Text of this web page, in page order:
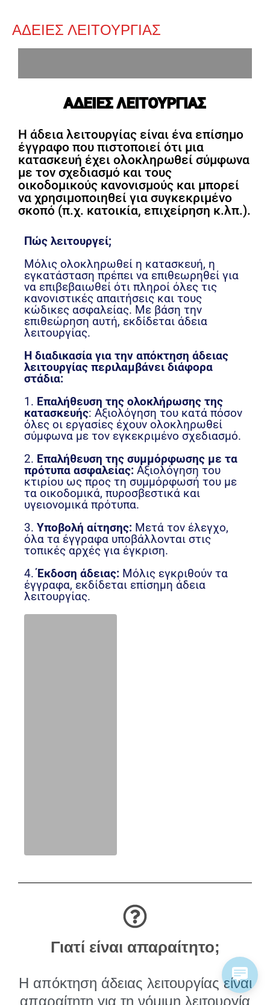
ΑΔΕΙΕΣ ΛΕΙΤΟΥΡΓΙΑΣ
ΑΔΕΙΕΣ ΛΕΙΤΟΥΡΓΙΑΣ
Η άδεια λειτουργίας είναι ένα επίσημο
έγγραφο που πιστοποιεί ότι μια
κατασκευή έχει ολοκληρωθεί σύμφωνα
με τον σχεδιασμό και τους
οικοδομικούς κανονισμούς και μπορεί
να χρησιμοποιηθεί για συγκεκριμένο
σκοπό (π.χ. κατοικία, επιχείρηση κ.λπ.).
Πώς λειτουργεί;
Μόλις ολοκληρωθεί η κατασκευή, η
εγκατάσταση πρέπει να επιθεωρηθεί για
να επιβεβαιωθεί ότι πληροί όλες τις
κανονιστικές απαιτήσεις και τους
κώδικες ασφαλείας. Με βάση την
επιθεώρηση αυτή, εκδίδεται άδεια
λειτουργίας.
Η διαδικασία για την απόκτηση άδειας
λειτουργίας περιλαμβάνει διάφορα
στάδια:
1. Επαλήθευση της ολοκλήρωσης της
κατασκευής: Αξιολόγηση του κατά πόσον
όλες οι εργασίες έχουν ολοκληρωθεί
σύμφωνα με τον εγκεκριμένο σχεδιασμό.
2. Επαλήθευση της συμμόρφωσης με τα
πρότυπα ασφαλείας: Αξιολόγηση του
κτιρίου ως προς τη συμμόρφωσή του με
τα οικοδομικά, πυροσβεστικά και
υγειονομικά πρότυπα.
3. Υποβολή αίτησης: Μετά τον έλεγχο,
όλα τα έγγραφα υποβάλλονται στις
τοπικές αρχές για έγκριση.
4.Έκδοση άδειας: Μόλις εγκριθούν τα
έγγραφα, εκδίδεται επίσημη άδεια
λειτουργίας.
Γιατί είναι απαραίτητο;
Η απόκτηση άδειας λειτουργίας είναι
απαραίτητη για τη νόμιμη λειτουργία